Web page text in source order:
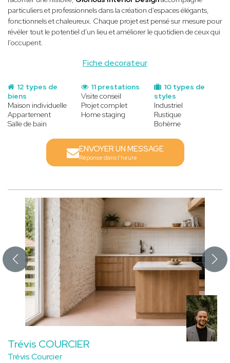
Fiche decorateur
particuliers et professionnels dans la création d'espaces élégants,
fonctionnels et chaleureux. Chaque projet est pensé sur mesure pour
révéler tout le potentiel d'un lieu et améliorer le quotidien de ceux qui
l'occupent.
12 types de
biens
Maison individuelle
Appartement
Salle de bain
10 types de
styles
Industriel
Rustique
Bohème
11 prestations
Visite conseil
Projet complet
Home staging
ENVOYER UN MESSAGE
Réponse dans l'heure
Trévis COURCIER
Trévis Courcier